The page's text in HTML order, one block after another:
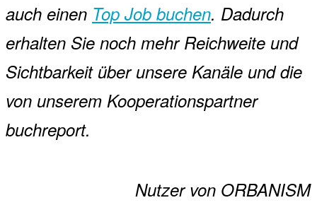
auch einen Top Job buchen. Dadurch
erhalten Sie noch mehr Reichweite und
Sichtbarkeit über unsere Kanäle und die
von unserem Kooperationspartner
buchreport.
Nutzer von ORBANISM